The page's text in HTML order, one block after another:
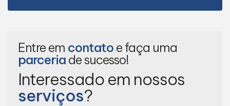
Entre em contato e faça uma
parceria de sucesso!
Interessado em nossos
serviços?